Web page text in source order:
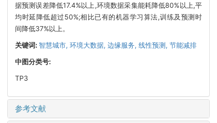
据预测误差降低17.4%以上,环境数据采集能耗降低80%以上,平
均时延降低超过50%;相比已有的机器学习算法,训练及预测时
间降低37%以上。
关键词: 智慧城市, 环境大数据, 边缘服务, 线性预测, 节能减排
中图分类号:
TP3
参考文献